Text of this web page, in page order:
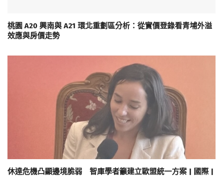
桃園 A20 興南與 A21 環北重劃區分析：從實價登錄看青埔外溢
效應與房價走勢
休達危機凸顯邊境脆弱 智庫學者籲建立歐盟統一方案 | 國際 |